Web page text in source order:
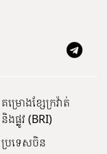
គម្រោងខ្សែក្រវ៉ាត់
និងផ្លូវ (BRI)
ប្រទេសចិន